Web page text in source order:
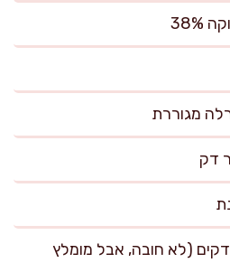
דקים (לא חובה, אבל מומלץ